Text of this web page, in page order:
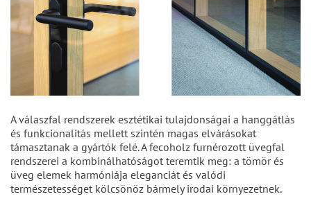
A válaszfal rendszerek esztétikai tulajdonságai a hanggátlás
és funkcionalitás mellett szintén magas elvárásokat
támasztanak a gyártók felé. A fecoholz furnérozott üvegfal
rendszerei a kombinálhatóságot teremtik meg: a tömör és
üveg elemek harmóniája eleganciát és valódi
természetességet kölcsönöz bármely irodai környezetnek.